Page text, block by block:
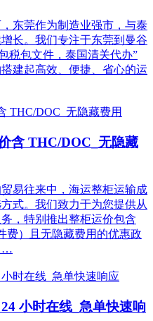
东莞作为制造业强市，与泰
长。我们专注于东莞到曼谷
税包文件，泰国清关代办”
建起高效、便捷、省心的运
含 THC/DOC_无隐藏
易往来中，海运整柜运输成
式。我们致力于为您提供从
，特别推出整柜运价包含
费）且无隐藏费用的优惠政
…
小时在线_急单快速响